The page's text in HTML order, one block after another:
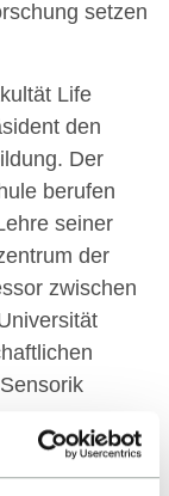
setzen
Life
den
Der
berufen
seiner
der
zwischen